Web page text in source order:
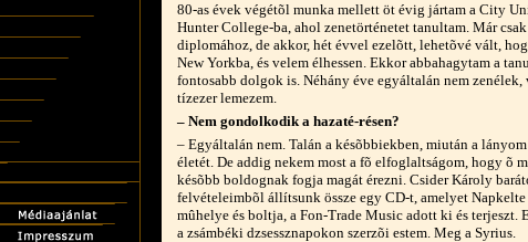
80-as évek végétõl munka mellett öt évig jártam a City
Hunter College-ba, ahol zenetörténetet tanultam. Már
diplomához, de akkor, hét évvel ezelõtt, lehetõvé vált,
New Yorkba, és velem élhessen. Ekkor abbahagytam a
fontosabb dolgok is. Néhány éve egyáltalán nem
tízezer lemezem.
– Nem gondolkodik a hazaté-résen?
– Egyáltalán nem. Talán a késõbbiekben, miután a
életét. De addig nekem most a fõ elfoglaltságom, hogy õ
késõbb boldognak fogja magát érezni. Csider Károly
felvételeimbõl állítsunk össze egy CD-t, amelyet
mûhelye és boltja, a Fon-Trade Music adott ki és terjeszt.
a zsámbéki dzsessznapokon szerzõi estem. Meg a Syrius.